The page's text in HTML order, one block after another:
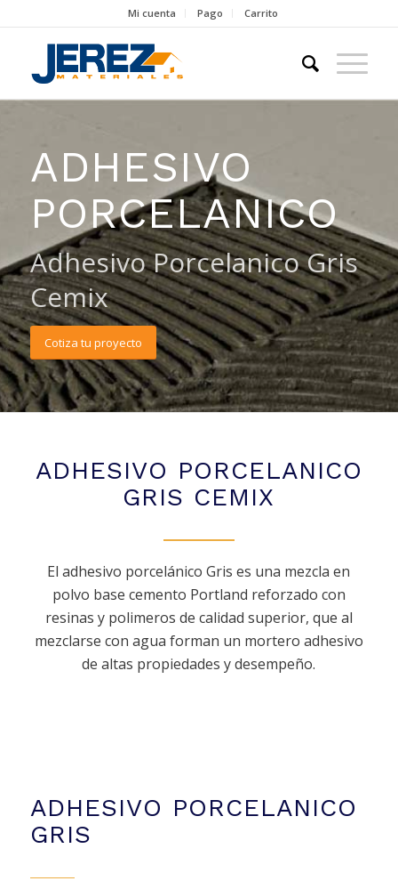
Mi cuenta Pago Carrito
ADHESIVO
PORCELANICO
Adhesivo Porcelanico Gris
Cemix
Cotiza tu proyecto
ADHESIVO PORCELANICO
GRIS CEMIX
El adhesivo porcelánico Gris es una mezcla en
polvo base cemento Portland reforzado con
resinas y polimeros de calidad superior, que al
mezclarse con agua forman un mortero adhesivo
de altas propiedades y desempeño.
ADHESIVO PORCELANICO
GRIS